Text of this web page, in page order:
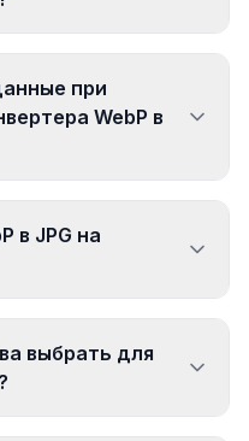
при
WebP в
в JPG на
выбрать для